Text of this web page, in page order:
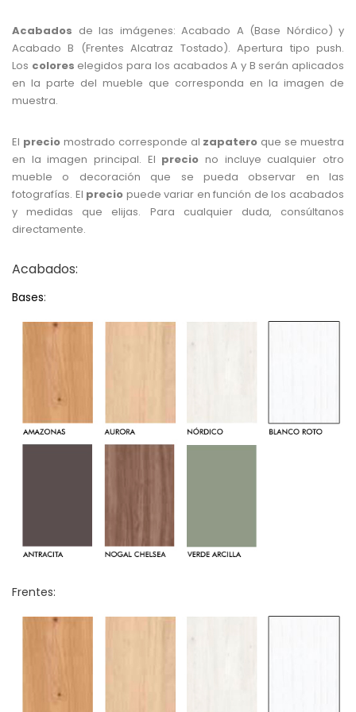
Acabados de las imágenes: Acabado A (Base Nórdico) y
Acabado B (Frentes Alcatraz Tostado). Apertura tipo push.
Los colores elegidos para los acabados A y B serán aplicados
en la parte del mueble que corresponda en la imagen de
muestra.
El preciomostrado corresponde al zapatero que se muestra
en la imagen principal. El precio no incluye cualquier otro
mueble o decoración que se pueda observar en las
fotografías. El precio puede variar en función de los acabados
y medidas que elijas. Para cualquier duda, consúltanos
directamente.
Acabados:
Bases:
Frentes: